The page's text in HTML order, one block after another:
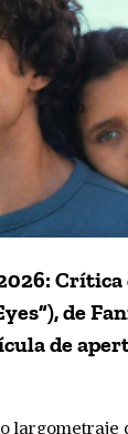
Crítica
de
de
largometraje